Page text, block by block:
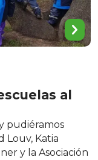
al
pudiéramos
Louv, Katia
y la Asociación